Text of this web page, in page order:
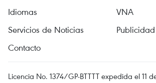
Idiomas
VNA
Servicios de Noticias
Publicidad
Contacto
Licencia No. 1374/GP-BTTTT expedida el 11